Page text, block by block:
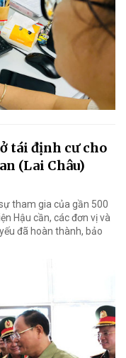
tái định cư cho
(Lai Châu)
tham gia của gần 500
Hậu cần, các đơn vị và
đã hoàn thành, bảo